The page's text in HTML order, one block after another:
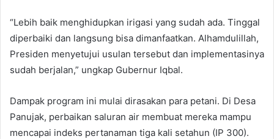
“Lebih baik menghidupkan irigasi yang sudah ada. Tinggal
diperbaiki dan langsung bisa dimanfaatkan. Alhamdulillah,
Presiden menyetujui usulan tersebut dan implementasinya
sudah berjalan,” ungkap Gubernur Iqbal.
Dampak program ini mulai dirasakan para petani. Di Desa
Panujak, perbaikan saluran air membuat mereka mampu
mencapai indeks pertanaman tiga kali setahun (IP 300).